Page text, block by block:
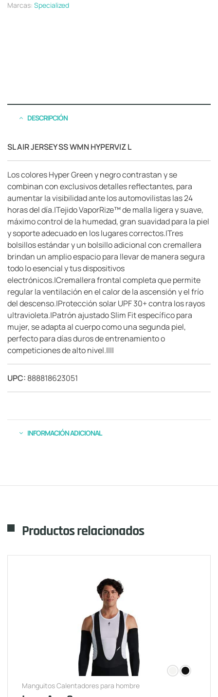
Marcas: Specialized
DESCRIPCIÓN
SL AIR JERSEY SS WMN HYPERVIZ L
Los colores Hyper Green y negro contrastan y se
combinan con exclusivos detalles reflectantes, para
aumentar la visibilidad ante los automovilistas las 24
horas del día.|Tejido VaporRize™ de malla ligera y suave,
máximo control de la humedad, gran suavidad para la piel
y soporte adecuado en los lugares correctos.|Tres
bolsillos estándar y un bolsillo adicional con cremallera
brindan un amplio espacio para llevar de manera segura
todo lo esencial y tus dispositivos
electrónicos.|Cremallera frontal completa que permite
regular la ventilación en el calor de la ascensión y el frío
del descenso.|Protección solar UPF 30+ contra los rayos
ultravioleta.|Patrón ajustado Slim Fit específico para
mujer, se adapta al cuerpo como una segunda piel,
perfecto para días duros de entrenamiento o
competiciones de alto nivel.||||
UPC: 888818623051
INFORMACIÓN ADICIONAL
Productos relacionados
Manguitos Calentadores para hombre